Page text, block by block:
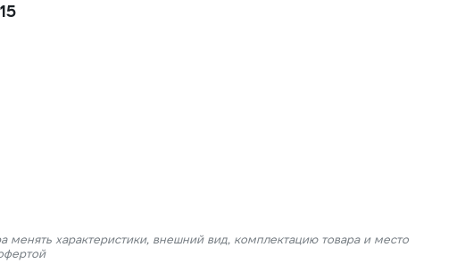
менять характеристики, внешний вид, комплектацию товара и место